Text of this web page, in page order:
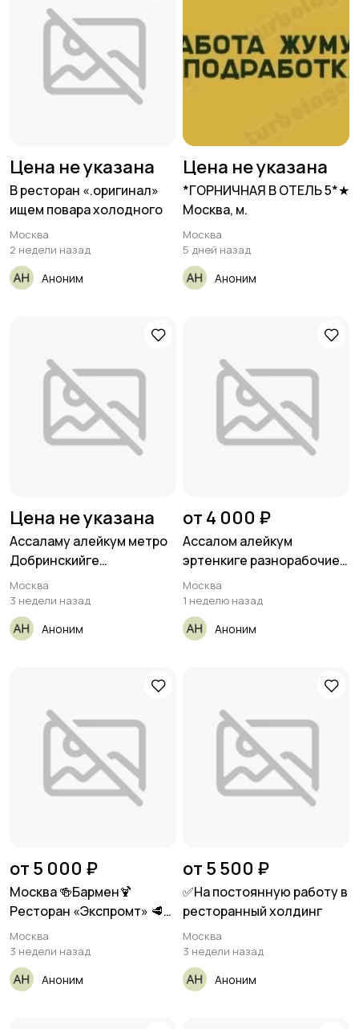
Цена не указана
В ресторан «.оригинал»
ищем повара холодного
Москва
2 недели назад
Аноним
Цена не указана
*ГОРНИЧНАЯ В ОТЕЛЬ 5*★
Москва, м.
Москва
5 дней назад
Аноним
Цена не указана
Ассаламу алейкум метро
Добринскийге
потолочник бригада
Москва
3 недели назад
Аноним
от 4 000 ₽
Ассалом алейкум
эртенкиге разнорабочиер
керек Метро
Москва
1 неделю назад
Аноним
от 5 000 ₽
Москва 🍻Бармен🍹
Ресторан «Экспромт» 🥩
Метро
Москва
3 недели назад
Аноним
от 5 500 ₽
✅На постоянную работу в
ресторанный холдинг
Москва
3 недели назад
Аноним